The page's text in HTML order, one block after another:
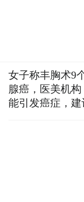
女子称丰胸术9
腺癌，医美机
能引发癌症，建